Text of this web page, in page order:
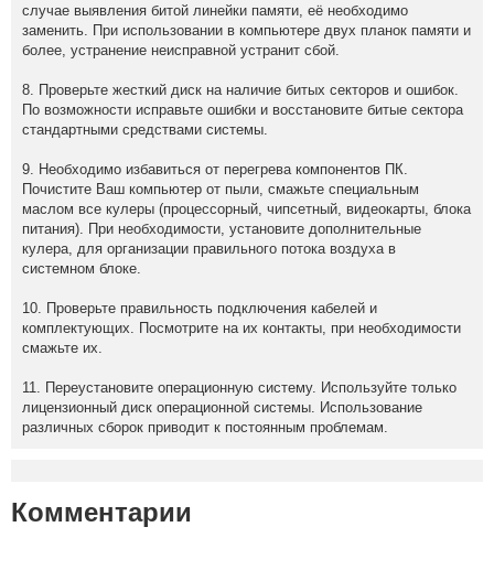
случае выявления битой линейки памяти, её необходимо
заменить. При использовании в компьютере двух планок памяти и
более, устранение неисправной устранит сбой.
8. Проверьте жесткий диск на наличие битых секторов и ошибок.
По возможности исправьте ошибки и восстановите битые сектора
стандартными средствами системы.
9. Необходимо избавиться от перегрева компонентов ПК.
Почистите Ваш компьютер от пыли, смажьте специальным
маслом все кулеры (процессорный, чипсетный, видеокарты, блока
питания). При необходимости, установите дополнительные
кулера, для организации правильного потока воздуха в
системном блоке.
10. Проверьте правильность подключения кабелей и
комплектующих. Посмотрите на их контакты, при необходимости
смажьте их.
11. Переустановите операционную систему. Используйте только
лицензионный диск операционной системы. Использование
различных сборок приводит к постоянным проблемам.
Комментарии